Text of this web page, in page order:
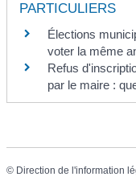
PARTICULIERS
Élections
voter la même
Refus
par le maire :
© Direction de l'information